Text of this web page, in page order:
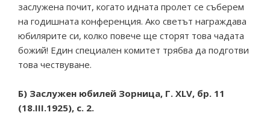
заслужена почит, когато идната пролет се съберем
на годишната конференция. Ако светът награждава
юбилярите си, колко повече ще сторят това чадата
божий! Един специален комитет трябва да подготви
това чествуване.
Б) Заслужен юбилей Зорница, Г. XLV, бр. 11
(18.III.1925), с. 2.